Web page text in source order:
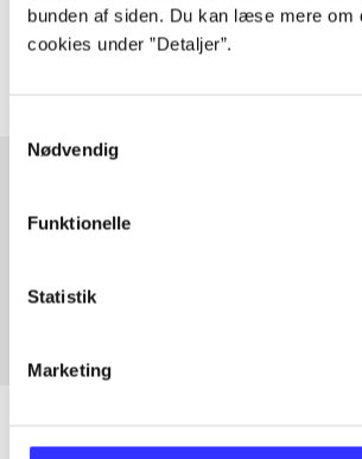
bunden af siden. Du kan læse mere om
cookies under ”Detaljer”.
Nødvendig
Funktionelle
Statistik
Marketing
Artiklerne i handler ofte om
Artikler med samme emner